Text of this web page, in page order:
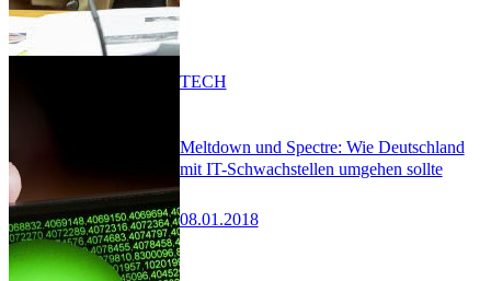
Meltdown und Spectre: Wie Deutschland
mit IT-Schwachstellen umgehen sollte
08.01.2018
TECH